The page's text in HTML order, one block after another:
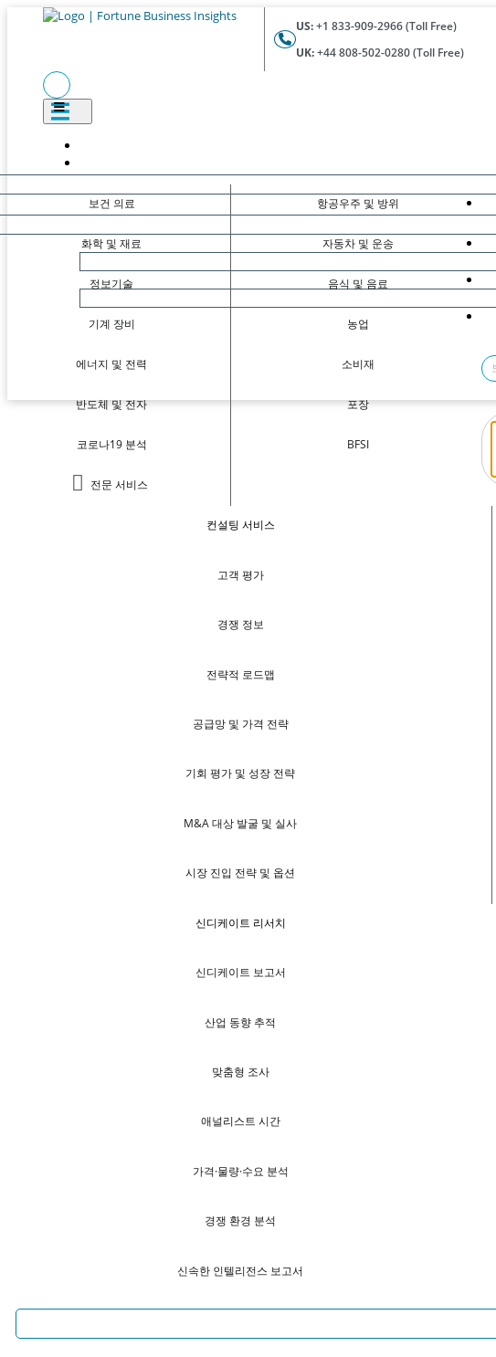
US:+1 833-909-2966 (Toll Free)
UK:+44 808-502-0280 (Toll Free)
보건 의료
화학 및 재료
정보기술
기계 장비
에너지 및 전력
반도체 및 전자
코로나19 분석
전문 서비스
항공우주 및 방위
자동차 및 운송
음식 및 음료
농업
소비재
포장
BFSI
컨설팅 서비스
고객 평가
경쟁 정보
전략적 로드맵
공급망 및 가격 전략
기회 평가 및 성장 전략
M&A 대상 발굴 및 실사
시장 진입 전략 및 옵션
신디케이트 리서치
신디케이트 보고서
산업 동향 추적
맞춤형 조사
애널리스트 시간
가격·물량·수요 분석
경쟁 환경 분석
신속한 인텔리전스 보고서